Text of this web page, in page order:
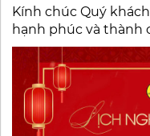
Kính chúc Quý
hạnh phúc và thành